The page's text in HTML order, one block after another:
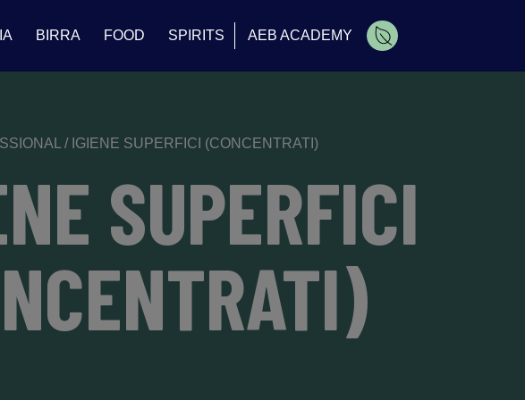
BIRRA FOOD SPIRITS AEB ACADEMY
/ IGIENE SUPERFICI (CONCENTRATI)
SUPERFICI